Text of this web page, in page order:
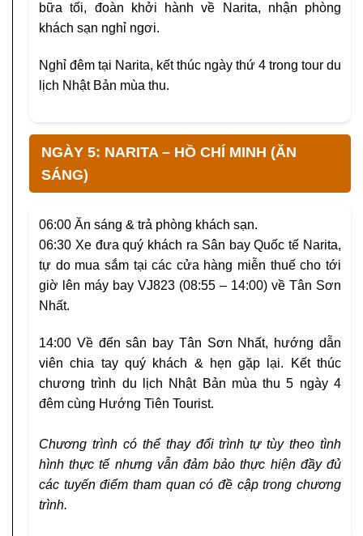
bữa tối, đoàn khởi hành về Narita, nhận phòng
khách sạn nghỉ ngơi.
Nghỉ đêm tại Narita, kết thúc ngày thứ 4 trong tour du
lịch Nhật Bản mùa thu.
NGÀY 5: NARITA – HỒ CHÍ MINH (ĂN
SÁNG)
06:00 Ăn sáng & trả phòng khách sạn.
06:30 Xe đưa quý khách ra Sân bay Quốc tế Narita,
tự do mua sắm tại các cửa hàng miễn thuế cho tới
giờ lên máy bay VJ823 (08:55 – 14:00) về Tân Sơn
Nhất.
14:00 Về đến sân bay Tân Sơn Nhất, hướng dẫn
viên chia tay quý khách & hẹn gặp lại. Kết thúc
chương trình du lịch Nhật Bản mùa thu 5 ngày 4
đêm cùng Hướng Tiên Tourist.
Chương trình có thể thay đổi trình tự tùy theo tình
hình thực tế nhưng vẫn đảm bảo thực hiện đầy đủ
các tuyến điểm tham quan có đề cập trong chương
trình.